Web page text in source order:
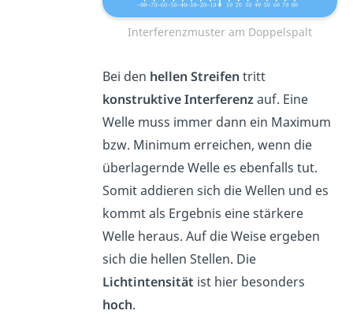
Interferenzmuster am Doppelspalt
Bei den hellen Streifen tritt
konstruktive Interferenzauf. Eine
Welle muss immer dann ein Maximum
bzw. Minimum erreichen, wenn die
überlagernde Welle es ebenfalls tut.
Somit addieren sich die Wellen und es
kommt als Ergebnis eine stärkere
Welle heraus. Auf die Weise ergeben
sich die hellen Stellen. Die
Lichtintensität ist hier besonders
hoch.